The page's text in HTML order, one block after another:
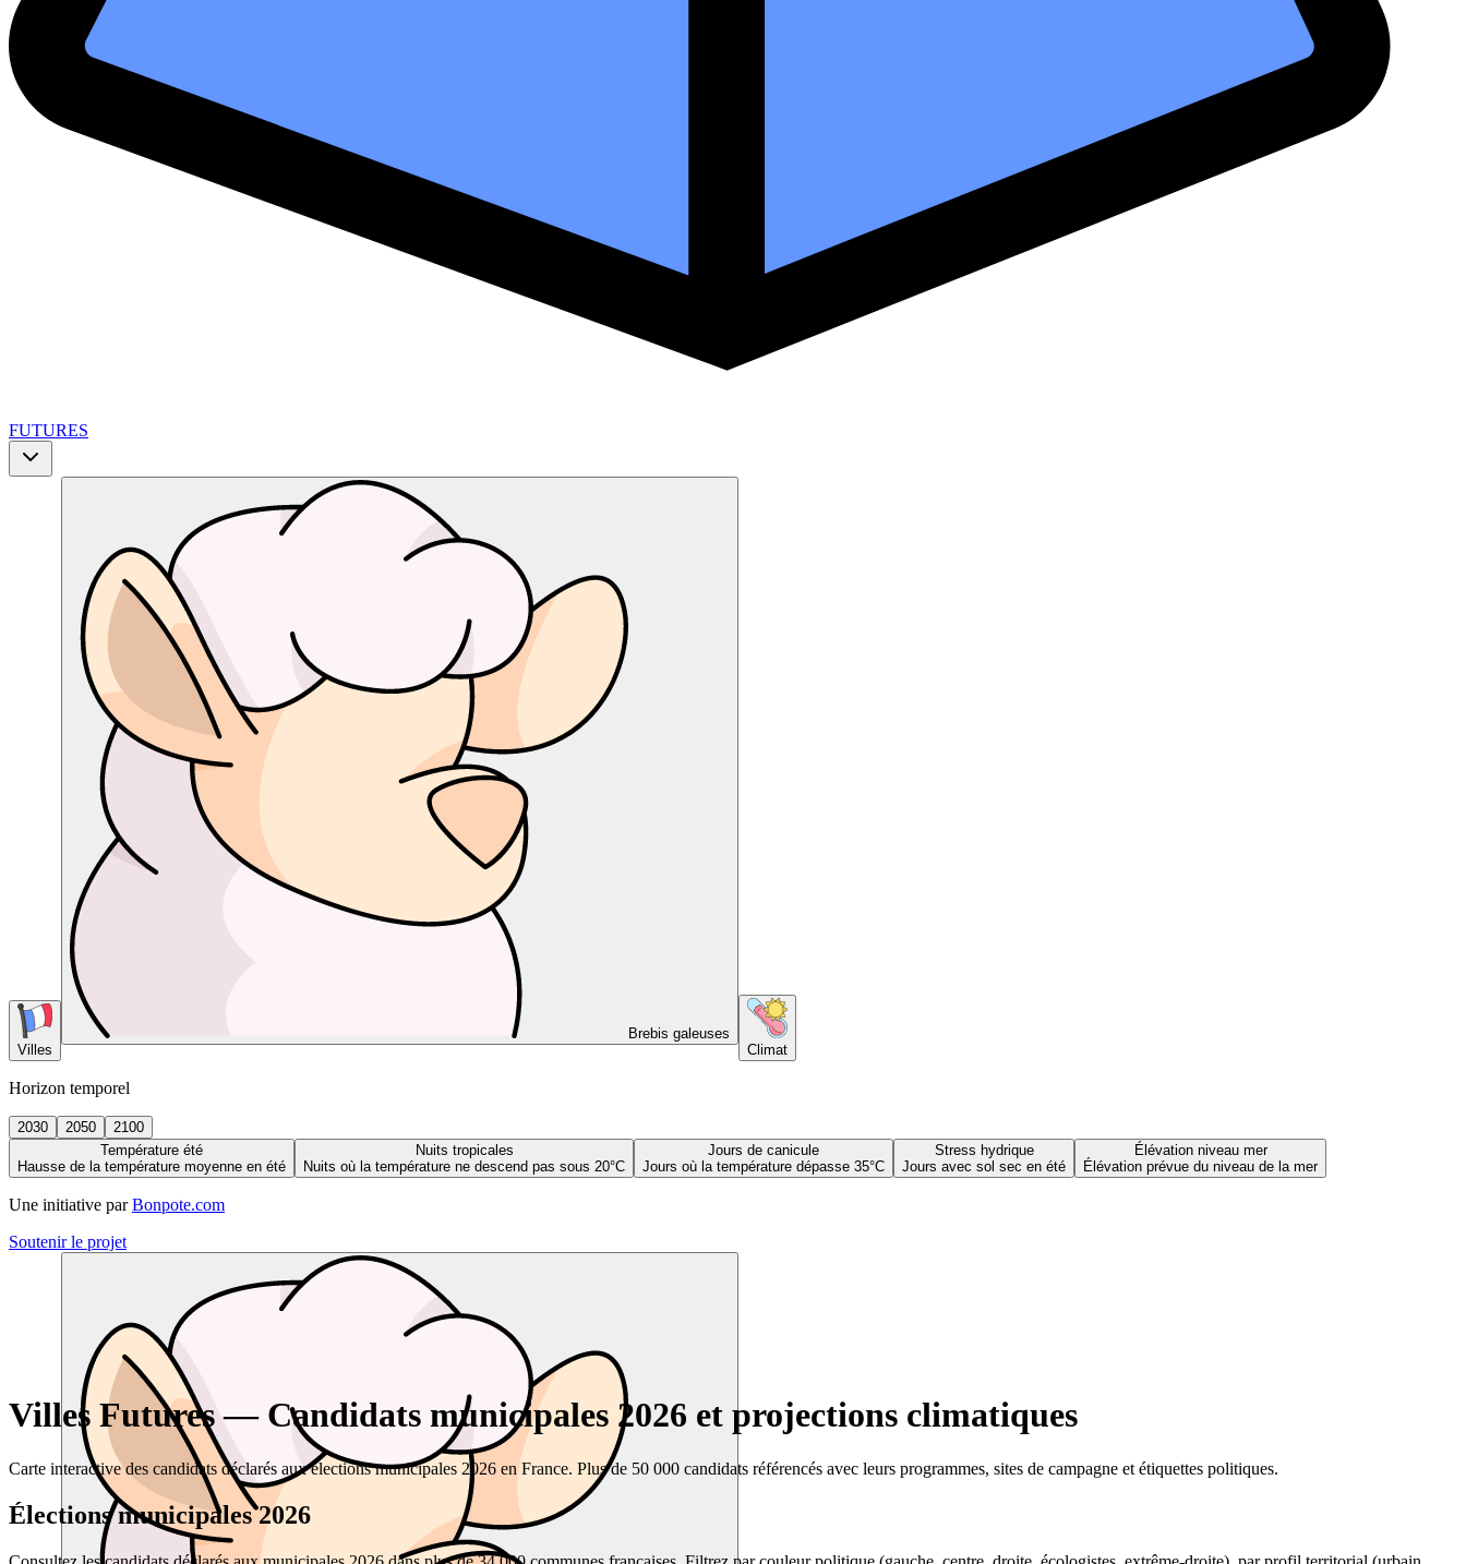
FUTURES
Villes
Brebis galeuses
Climat
Horizon temporel
2030 2050
2100
Température été
Hausse de la température moyenne en été
Nuits tropicales
Nuits où la température ne descend pas sous 20°C
Jours de canicule
Jours où la température dépasse 35°C
Stress hydrique
Jours avec sol sec en été
Élévation niveau mer
Élévation prévue du niveau de la mer
Une initiative par Bonpote.com
Soutenir le projet
Villes Futures — Candidats municipales 2026 et projections climatiques
Carte interactive des candidats déclarés aux élections municipales 2026 en France. Plus de 50 000 candidats référencés avec leurs programmes, sites de campagne et étiquettes politiques.
Élections municipales 2026